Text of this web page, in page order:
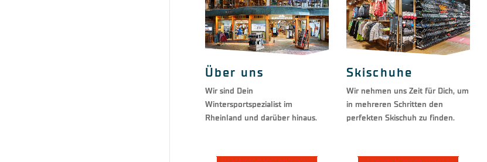
Über uns
Wir sind Dein
Wintersportspezialist im
Rheinland und darüber hinaus.
Skischuhe
Wir nehmen uns Zeit für Dich, um
in mehreren Schritten den
perfekten Skischuh zu finden.